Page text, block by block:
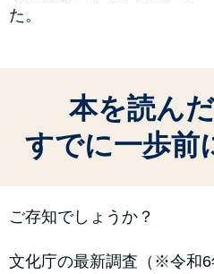
た。
本を読ん
すでに一歩前
ご存知でしょうか？
文化庁の最新調査（※令和